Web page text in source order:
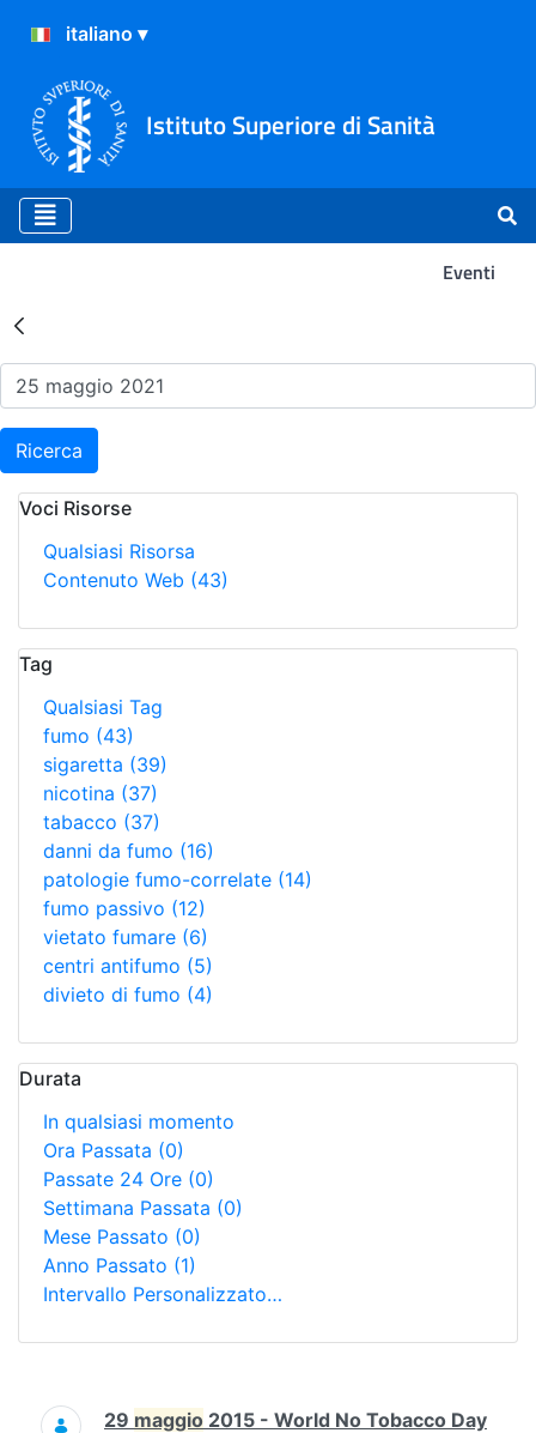
Istituto Superiore di Sanità
Eventi
Risultati della Ricerca -
Ricerca
Voci Risorse
Qualsiasi Risorsa
Contenuto Web (43)
Tag
Qualsiasi Tag
fumo (43)
sigaretta (39)
nicotina (37)
tabacco (37)
danni da fumo (16)
patologie fumo-correlate (14)
fumo passivo (12)
vietato fumare (6)
centri antifumo (5)
divieto di fumo (4)
Durata
In qualsiasi momento
Ora Passata (0)
Passate 24 Ore (0)
Settimana Passata (0)
Mese Passato (0)
Anno Passato (1)
Intervallo Personalizzato…
Ricerca
29 maggio 2015 - World No Tobacco Day